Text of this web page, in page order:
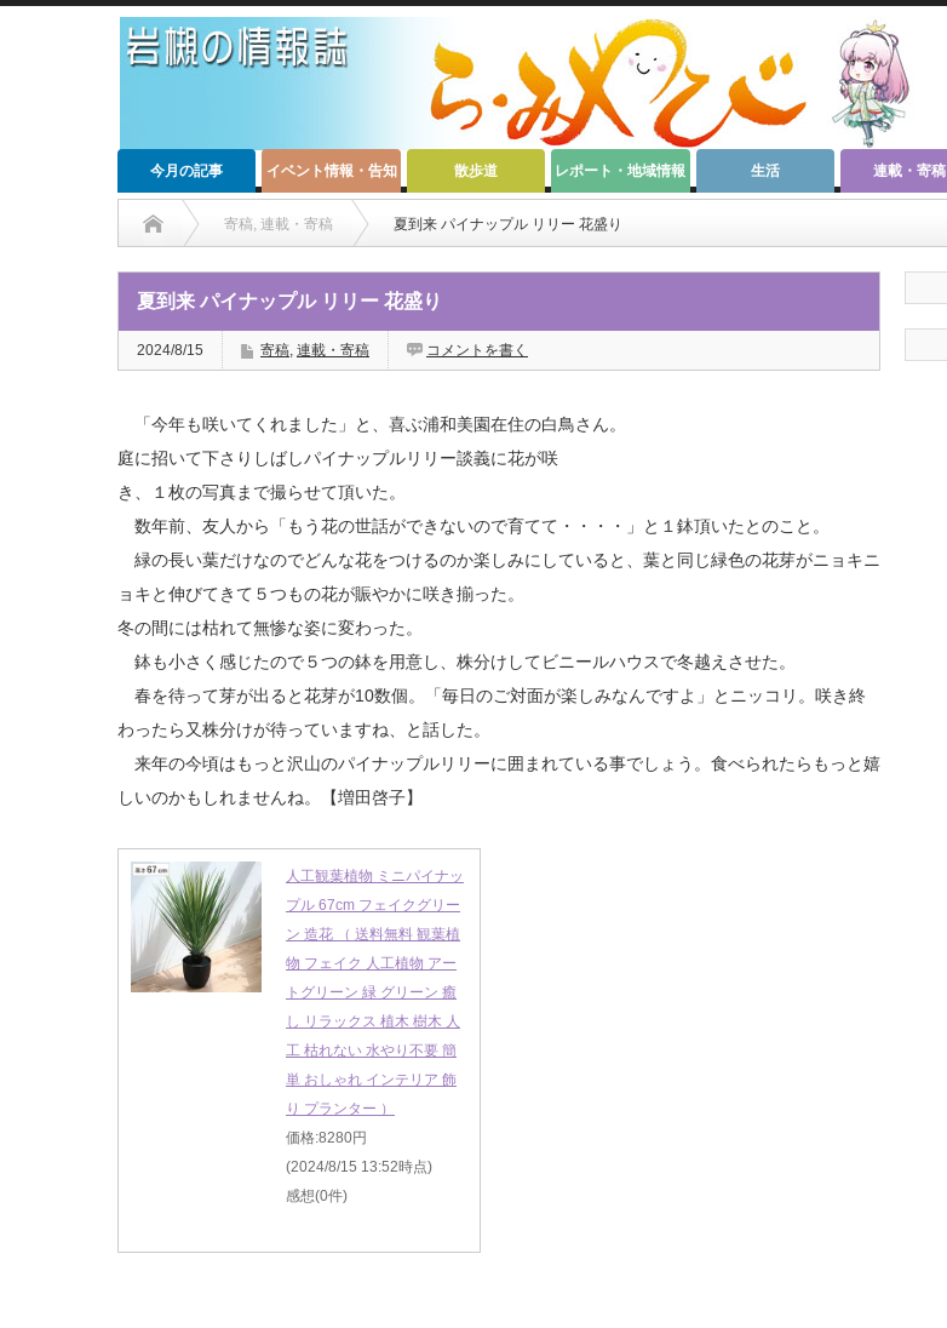
今月の記事 イベント情報・告知 散歩道 レポート・地域情報 生活 連載・寄稿
寄稿, 連載・寄稿 夏到来 パイナップル リリー 花盛り
夏到来 パイナップル リリー 花盛り
2024/8/15 寄稿, 連載・寄稿 コメントを書く
「今年も咲いてくれました」と、喜ぶ浦和美園在住の白鳥さん。
庭に招いて下さりしばしパイナップルリリー談義に花が咲
き、１枚の写真まで撮らせて頂いた。
数年前、友人から「もう花の世話ができないので育てて・・・・」と１鉢頂いたとのこと。
緑の長い葉だけなのでどんな花をつけるのか楽しみにしていると、葉と同じ緑色の花芽がニョキニ
ョキと伸びてきて５つもの花が賑やかに咲き揃った。
冬の間には枯れて無惨な姿に変わった。
鉢も小さく感じたので５つの鉢を用意し、株分けしてビニールハウスで冬越えさせた。
春を待って芽が出ると花芽が10数個。「毎日のご対面が楽しみなんですよ」とニッコリ。咲き終
わったら又株分けが待っていますね、と話した。
来年の今頃はもっと沢山のパイナップルリリーに囲まれている事でしょう。食べられたらもっと嬉
しいのかもしれませんね。【増田啓子】
人工観葉植物 ミニパイナッ
プル 67cm フェイクグリー
ン 造花 （ 送料無料 観葉植
物 フェイク 人工植物 アー
トグリーン 緑 グリーン 癒
し リラックス 植木 樹木 人
工 枯れない 水やり不要 簡
単 おしゃれ インテリア 飾
り プランター ）
価格:8280円
(2024/8/15 13:52時点)
感想(0件)